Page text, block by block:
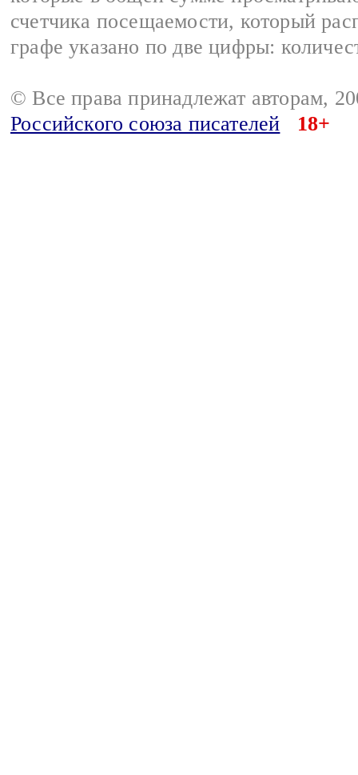
счетчика посещаемости, который
графе указано по две цифры:
© Все права принадлежат авторам,
Российского союза писателей
18+